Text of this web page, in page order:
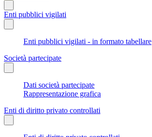
Enti pubblici vigilati
Enti pubblici vigilati - in formato tabellare
Società partecipate
Dati società partecipate
Rappresentazione grafica
Enti di diritto privato controllati